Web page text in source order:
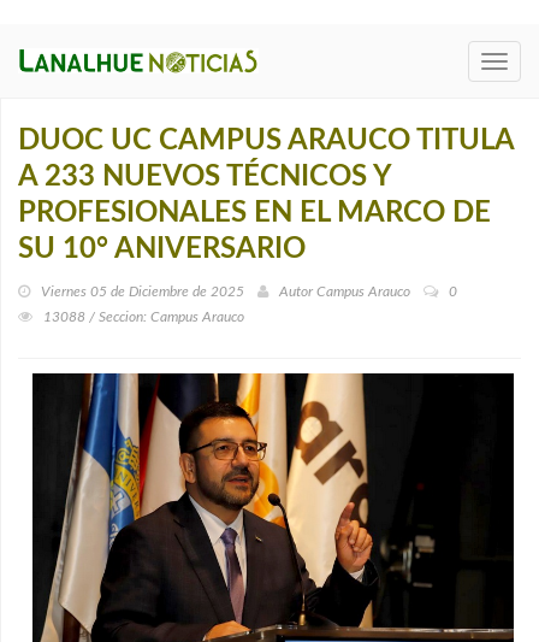
DUOC UC CAMPUS ARAUCO TITULA
A 233 NUEVOS TÉCNICOS Y
PROFESIONALES EN EL MARCO DE
SU 10° ANIVERSARIO
Viernes 05 de Diciembre de 2025 Autor Campus Arauco
0
13088 / Seccion: Campus Arauco